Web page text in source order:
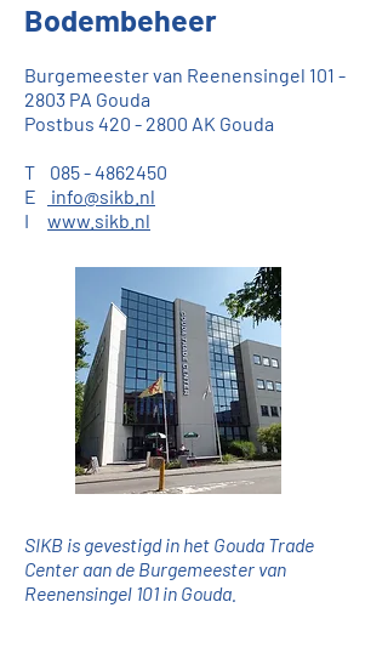
Bodembeheer
Burgemeester van Reenensingel 101 -
2803 PA Gouda
Postbus 420 - 2800 AK Gouda
T 085 - 4862450
E
info@sikb.nl
I www.sikb.nl
SIKB is gevestigd in het Gouda Trade
Center aan de Burgemeester van
Reenensingel 101 in Gouda.